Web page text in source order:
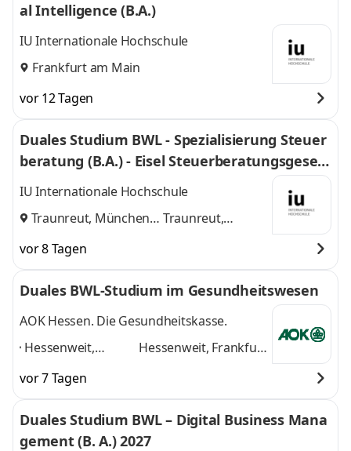
al Intelligence (B.A.)
IU Internationale Hochschule
Frankfurt am Main
vor 12 Tagen
Duales Studium BWL - Spezialisierung Steuer
beratung (B.A.) - Eisel Steuerberatungsgesell
schaft mbH & Co. KG
IU Internationale Hochschule
Traunreut, München
Traunreut,
vor 8 Tagen
Duales BWL-Studium im Gesundheitswesen
AOK Hessen. Die Gesundheitskasse.
Hessenweit,
Darmstadt, Kassel,
Gießen, Dieburg,
Hanau, Wiesbaden,
Marburg,
Hessenweit, Frankfurt
Dieburg, Hanau,
Wiesbaden, Marburg
und 6 weitere
vor 7 Tagen
Duales Studium BWL – Digital Business Mana
gement (B. A.) 2027